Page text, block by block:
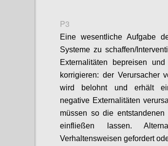
P3
Eine wesentliche Aufgabe
Systeme zu schaffen/
Externalitäten bepreisen
korrigieren: der Verursacher
wird belohnt und erhält
negative Externalitäten
müssen so die
einfließen lassen.
Verhaltensweisen gefordert